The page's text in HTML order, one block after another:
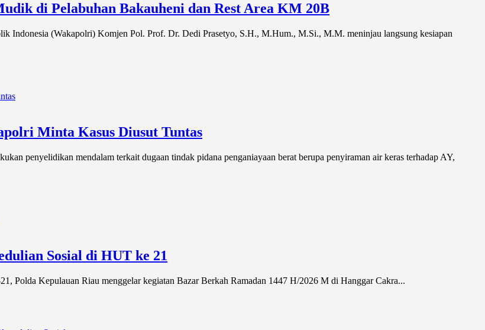
di Pelabuhan Bakauheni dan Rest Area KM 20B
(Wakapolri) Komjen Pol. Prof. Dr. Dedi Prasetyo, S.H., M.Hum., M.Si., M.M. meninjau langsung kesiapan
Minta Kasus Diusut Tuntas
penyelidikan mendalam terkait dugaan tindak pidana penganiayaan berat berupa penyiraman air keras terhadap AY,
Sosial di HUT ke 21
Polda Kepulauan Riau menggelar kegiatan Bazar Berkah Ramadan 1447 H/2026 M di Hanggar Cakra...